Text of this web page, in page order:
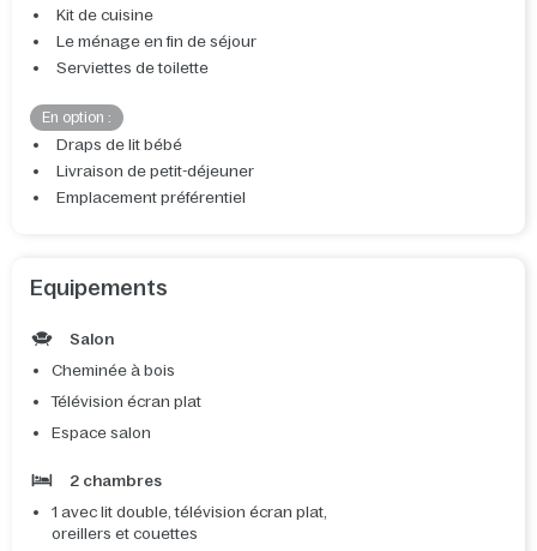
Kit de cuisine
Le ménage en fin de séjour
Serviettes de toilette
En option :
Draps de lit bébé
Livraison de petit-déjeuner
Emplacement préférentiel
Equipements
Salon
Cheminée à bois
Télévision écran plat
Espace salon
2 chambres
1 avec lit double, télévision écran plat,
oreillers et couettes